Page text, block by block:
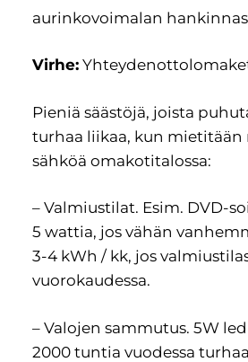
aurinkovoimalan
Virhe:
Pieniä säästöjä, joista
turhaa liikaa, kun mietitään
sähköä omakotitalossa:
– Valmiustilat. Esim. DVD-
5 wattia, jos vähän
3-4 kWh / kk, jos
vuorokaudessa.
– Valojen sammutus. 5W
2000 tuntia vuodessa